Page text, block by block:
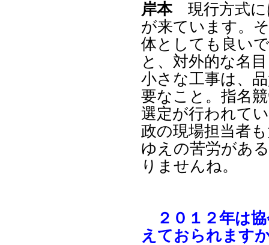
岸本現行方式に
が来ています。
体としても良い
と、対外的な名
小さな工事は、
要なこと。指名
選定が行われて
政の現場担当者
ゆえの苦労があ
りませんね。
２０１２年は
えておられます